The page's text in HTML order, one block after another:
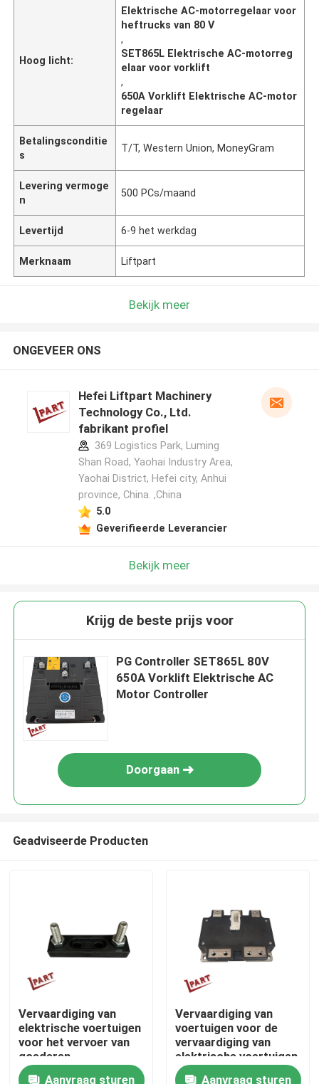
Thuis
Over ons
Contacten
Hoog licht:
Elektrische AC-motorregelaar voor
heftrucks van 80 V
,
SET865L Elektrische AC-motorreg
elaar voor vorklift
,
650A Vorklift Elektrische AC-motor
regelaar
Betalingsconditie
s
T/T, Western Union, MoneyGram
Levering vermoge
n
500 PCs/maand
Levertijd 6-9 het werkdag
Merknaam Liftpart
Bekijk meer
ONGEVEER ONS
Hefei Liftpart Machinery
Technology Co., Ltd.
fabrikant profiel
369 Logistics Park, Luming
Shan Road, Yaohai Industry Area,
Yaohai District, Hefei city, Anhui
province, China. ,China
5.0
Geverifieerde Leverancier
Bekijk meer
Krijg de beste prijs voor
PG Controller SET865L 80V
650A Vorklift Elektrische AC
Motor Controller
Doorgaan
Geadviseerde Producten
Vervaardiging van
elektrische voertuigen
voor het vervoer van
goederen
Aanvraag sturen
Vervaardiging van
voertuigen voor de
vervaardiging van
elektrische voertuigen
voor de verwerking
Aanvraag sturen